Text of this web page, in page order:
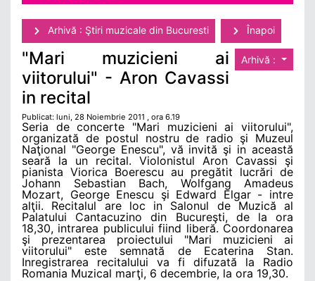
Arhivă : Ştiri muzicale din Bucuresti Înapoi
Arhivă :
"Mari muzicieni ai
viitorului" - Aron Cavassi
in recital
Publicat: luni, 28 Noiembrie 2011 , ora 6.19
Seria de concerte "Mari muzicieni ai viitorului",
organizată de postul nostru de radio şi Muzeul
Naţional "George Enescu", vă invită şi in această
seară la un recital. Violonistul Aron Cavassi şi
pianista Viorica Boerescu au pregătit lucrări de
Johann Sebastian Bach, Wolfgang Amadeus
Mozart, George Enescu şi Edward Elgar - intre
alţii. Recitalul are loc in Salonul de Muzică al
Palatului Cantacuzino din Bucureşti, de la ora
18,30, intrarea publicului fiind liberă. Coordonarea
şi prezentarea proiectului "Mari muzicieni ai
viitorului" este semnată de Ecaterina Stan.
Inregistrarea recitalului va fi difuzată la Radio
Romania Muzical marţi, 6 decembrie, la ora 19,30.